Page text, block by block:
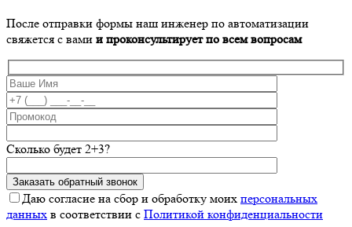
После отправки формы наш инженер по автоматизации
свяжется с вами и проконсультирует по всем вопросам
Сколько будет 2+3?
Даю согласие на сбор и обработку моих персональных
данных в соответствии с Политикой конфиденциальности